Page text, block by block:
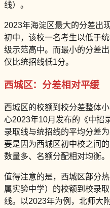
线）。
2023年海淀区最大的分差出
初中，该校一名考生以低于
级示范高中。而最小的分差
仅比统招线低1分。
西城区：分差相对平缓
西城区的校额到校分差整体
心2023年10月发布的《中招
录取线与统招线的平均分差
要是因为西城区初中校之间
数量多、名额分配相对均衡。
值得注意的是，西城区部分
属实验中学）的校额到校录
线。以2023年为例，北师大